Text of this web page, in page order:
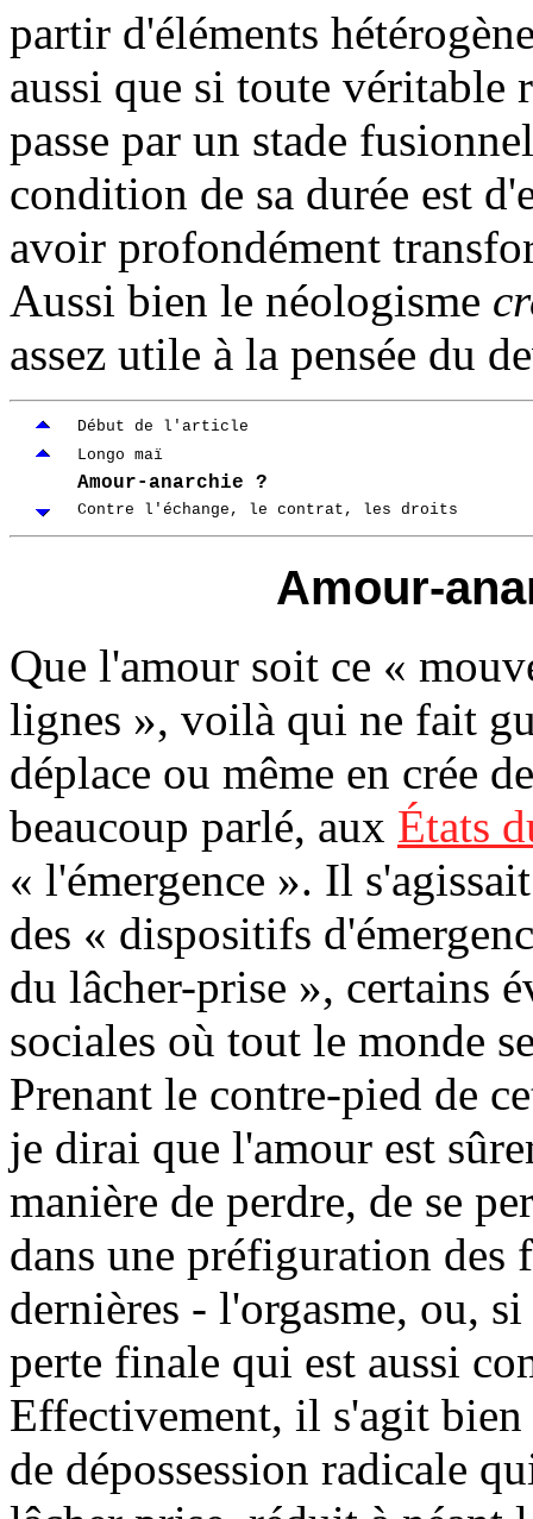
partir d'éléments
aussi que si toute véritable
passe par un stade
condition de sa durée est
avoir profondément
Aussi bien le néologisme
assez utile à la pensée du
Début de l'article
Longo maï
Amour-anarchie ?
Contre l'échange, le contrat, les droits
Amour-
Que l'amour soit ce «
lignes », voilà qui ne fait
déplace ou même en crée
beaucoup parlé, aux États
« l'émergence ». Il
des « dispositifs
du lâcher-prise », certains
sociales où tout le monde
Prenant le contre-pied de
je dirai que l'amour est
manière de perdre, de se
dans une préfiguration des
dernières - l'orgasme, ou,
perte finale qui est aussi
Effectivement, il s'agit bien
de dépossession radicale